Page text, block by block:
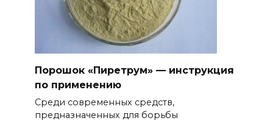
Порошок «Пиретрум» — инструкция
по применению
Среди современных средств,
предназначенных для борьбы